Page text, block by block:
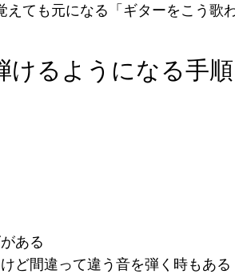
えても元になる「ギターをこう歌
けるようになる手順
ある
ど間違って違う音を弾く時もある